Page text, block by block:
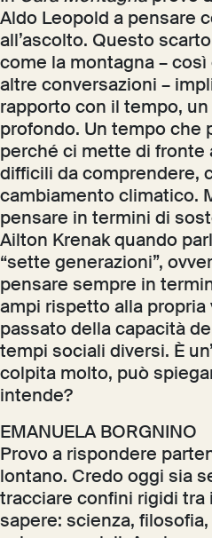
Aldo Leopold a pensare
all’ascolto. Questo
come la montagna –
altre conversazioni –
rapporto con il tempo,
profondo. Un tempo che
perché ci mette di fronte
difficili da comprendere,
cambiamento climatico.
pensare in termini di
Ailton Krenak quando
“sette generazioni”,
pensare sempre in
ampi rispetto alla propria
passato della capacità
tempi sociali diversi. È
colpita molto, può
intende?
EMANUELA BORGNINO
Provo a rispondere
lontano. Credo oggi sia
tracciare confini rigidi tra
sapere: scienza,